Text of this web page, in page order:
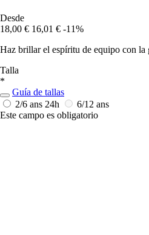
Desde
18,00 € 16,01 € -11%
Haz brillar el espíritu de equipo con
Talla
*
Guía de tallas
2/6 ans 24h
6/12 ans
Este campo es obligatorio